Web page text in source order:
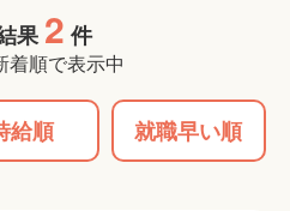
果 2 件
着順で表示中
給順 就職早い順